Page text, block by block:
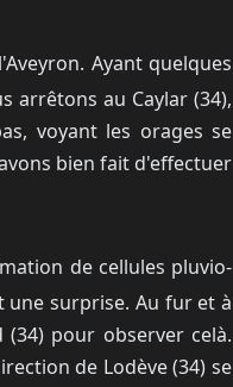
Ayant quelques
arrêtons au Caylar (34),
voyant les orages se
bien fait d'effectuer
de cellules pluvio-
surprise. Au fur et à
pour observer celà.
de Lodève (34) se